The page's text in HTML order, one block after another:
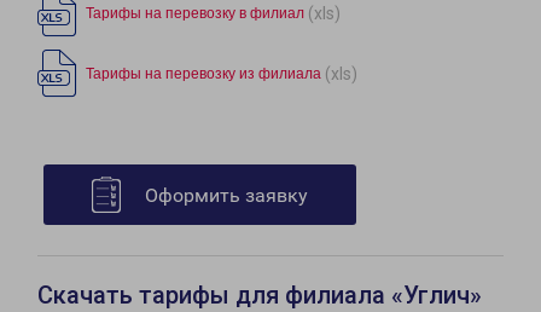
Тарифы на перевозку в филиал (xls)
Тарифы на перевозку из филиала (xls)
Оформить заявку
Скачать тарифы для филиала «Углич»